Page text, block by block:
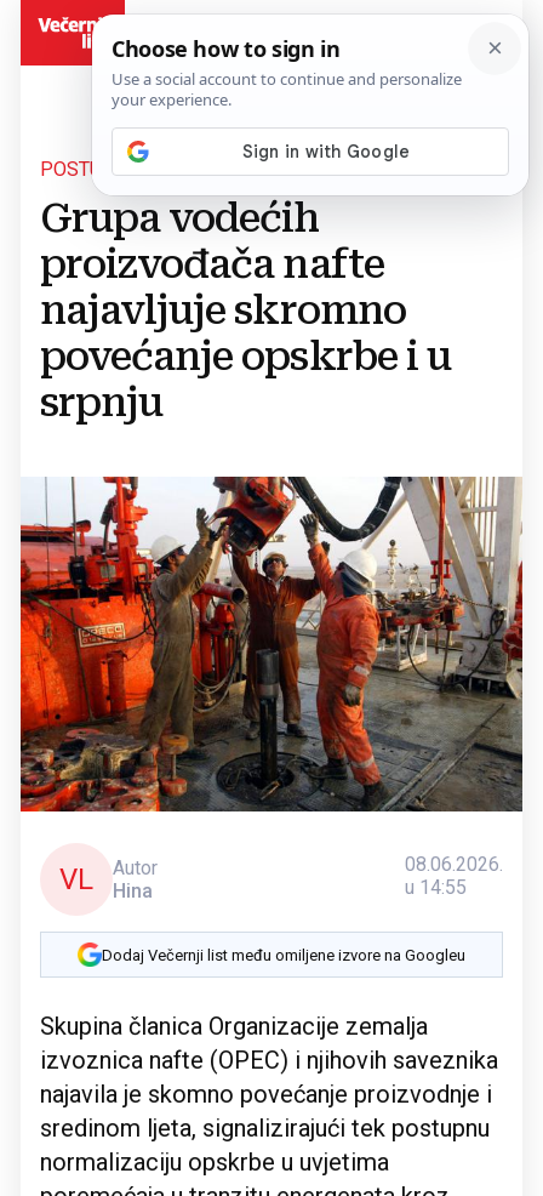
POSTUPNA NORMALIZACIJA
Grupa vodećih
proizvođača nafte
najavljuje skromno
povećanje opskrbe i u
srpnju
VL
Autor
Hina
08.06.2026.
u 14:55
Dodaj Večernji list među omiljene izvore na Googleu
Skupina članica Organizacije zemalja
izvoznica nafte (OPEC) i njihovih saveznika
najavila je skomno povećanje proizvodnje i
sredinom ljeta, signalizirajući tek postupnu
normalizaciju opskrbe u uvjetima